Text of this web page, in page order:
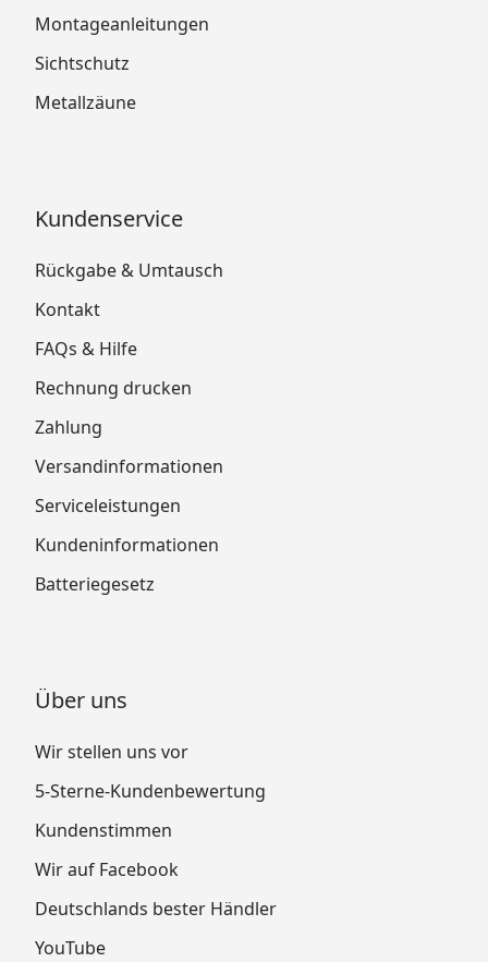
Montageanleitungen
Sichtschutz
Metallzäune
Kundenservice
Rückgabe & Umtausch
Kontakt
FAQs & Hilfe
Rechnung drucken
Zahlung
Versandinformationen
Serviceleistungen
Kundeninformationen
Batteriegesetz
Über uns
Wir stellen uns vor
5-Sterne-Kundenbewertung
Kundenstimmen
Wir auf Facebook
Deutschlands bester Händler
YouTube